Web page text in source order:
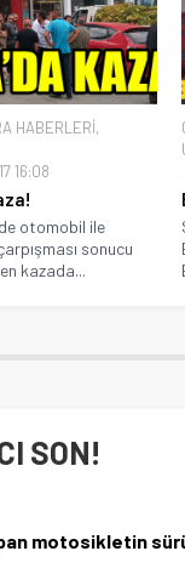
HABERLERİ,
16:08
otomobil ile
sonucu
kazada...
SON!
motosikletin